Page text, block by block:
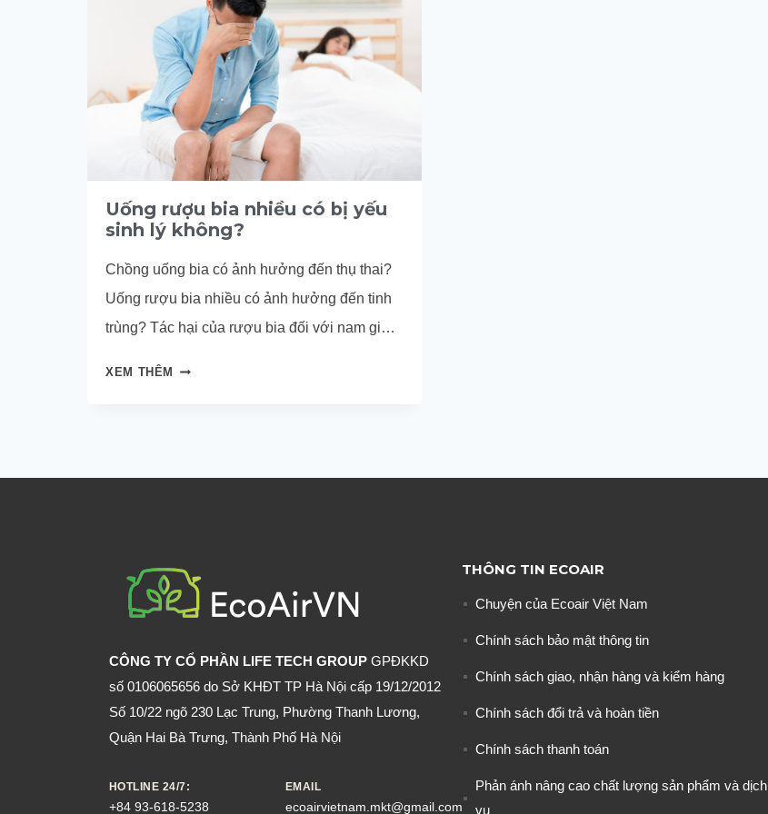
Uống rượu bia nhiều có bị yếu
sinh lý không?
Chồng uống bia có ảnh hưởng đến thụ thai?
Uống rượu bia nhiều có ảnh hưởng đến tinh
trùng? Tác hại của rượu bia đối với nam giới
XEM THÊM
UỐNG
BỊ
KHÔNG?
CÔNG TY CỔ PHẦN LIFE TECH GROUP GPĐKKD
số 0106065656 do Sở KHĐT TP Hà Nội cấp 19/12/2012
Số 10/22 ngõ 230 Lạc Trung, Phường Thanh Lương,
Quận Hai Bà Trưng, Thành Phố Hà Nội
HOTLINE 24/7:
+84 93-618-5238
EMAIL
ecoairvietnam.mkt@gmail.com
THÔNG TIN ECOAIR
Chuyện của Ecoair Việt Nam
Chính sách bảo mật thông tin
Chính sách giao, nhận hàng và kiểm hàng
Chính sách đổi trả và hoàn tiền
Chính sách thanh toán
Phản ánh nâng cao chất lượng sản phẩm và dịch
vụ